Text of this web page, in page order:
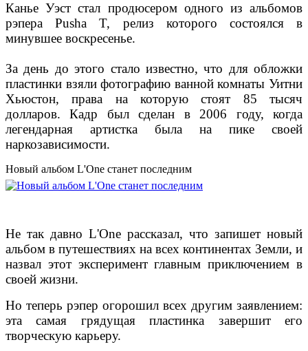
Канье Уэст стал продюсером одного из альбомов
рэпера Pusha T, релиз которого состоялся в
минувшее воскресенье.
За день до этого стало известно, что для обложки
пластинки взяли фотографию ванной комнаты Уитни
Хьюстон, права на которую стоят 85 тысяч
долларов. Кадр был сделан в 2006 году, когда
легендарная артистка была на пике своей
наркозависимости.
Новый альбом L'One станет последним
Не так давно L'One рассказал, что запишет новый
альбом в путешествиях на всех континентах Земли, и
назвал этот эксперимент главным приключением в
своей жизни.
Но теперь рэпер огорошил всех другим заявлением:
эта самая грядущая пластинка завершит его
творческую карьеру.